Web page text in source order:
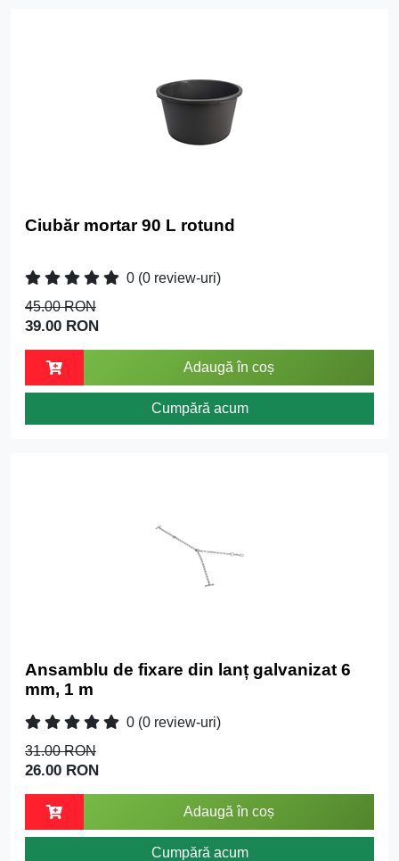
Ciubăr mortar 90 L rotund
0 (0 review-uri)
45.00 RON
39.00 RON
Adaugă în coș
Cumpără acum
Ansamblu de fixare din lanț galvanizat 6
mm, 1 m
0 (0 review-uri)
31.00 RON
26.00 RON
Adaugă în coș
Cumpără acum